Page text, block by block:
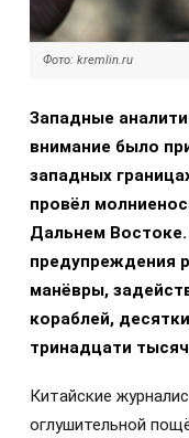
Фото: kremlin.ru
Западные
внимание было
западных
провёл
Дальнем
предупреждения
манёвры,
кораблей,
тринадцати
Китайские
оглушительной